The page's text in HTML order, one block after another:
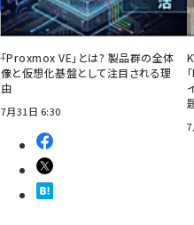
「Proxmox VE」とは? 製品群の全体
像と仮想化基盤として注目される理
由
7月31日 6:30